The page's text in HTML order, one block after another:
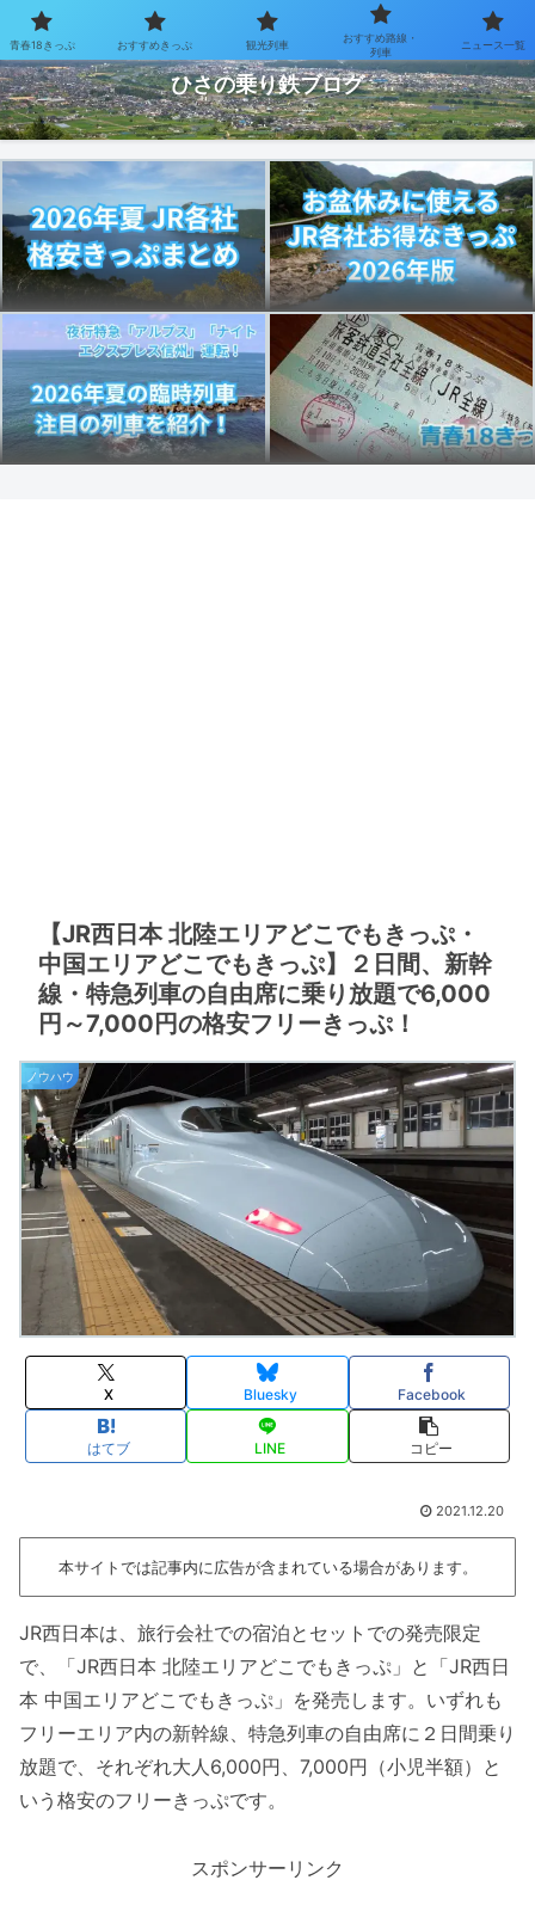
お得なきっぷで乗り鉄を楽しむブログ
ひさの乗り鉄ブログ
【JR西日本 北陸エリアどこでもきっぷ・
中国エリアどこでもきっぷ】２日間、新幹
線・特急列車の自由席に乗り放題で6,000
円～7,000円の格安フリーきっぷ！
ノウハウ
X Bluesky Facebook
はてブ LINE コピー
2021.12.20
本サイトでは記事内に広告が含まれている場合があります。
JR西日本は、旅行会社での宿泊とセットでの発売限定
で、「JR西日本 北陸エリアどこでもきっぷ」と「JR西日
本 中国エリアどこでもきっぷ」を発売します。いずれも
フリーエリア内の新幹線、特急列車の自由席に２日間乗り
放題で、それぞれ大人6,000円、7,000円（小児半額）と
いう格安のフリーきっぷです。
スポンサーリンク
青春18きっぷ おすすめきっぷ 観光列車
おすすめ路線・
列車
ニュース一覧